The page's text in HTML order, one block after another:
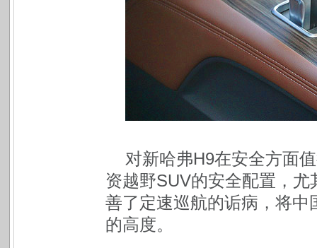
对新哈弗H9在安全方面
资越野SUV的安全配置，
善了定速巡航的诟病，将
的高度。